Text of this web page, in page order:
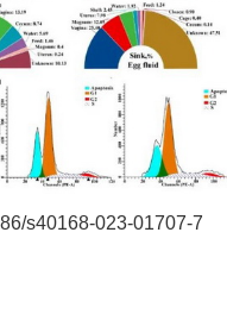
s40168-023-01707-7